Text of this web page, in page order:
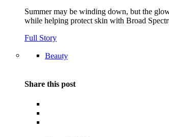
Summer may be winding down, but the
while helping protect skin with Broad
Full Story
Beauty
Share this post